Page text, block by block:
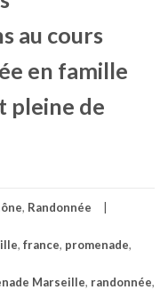
au cours
en famille
pleine de
, Randonnée
, france, promenade,
Marseille, randonnée,